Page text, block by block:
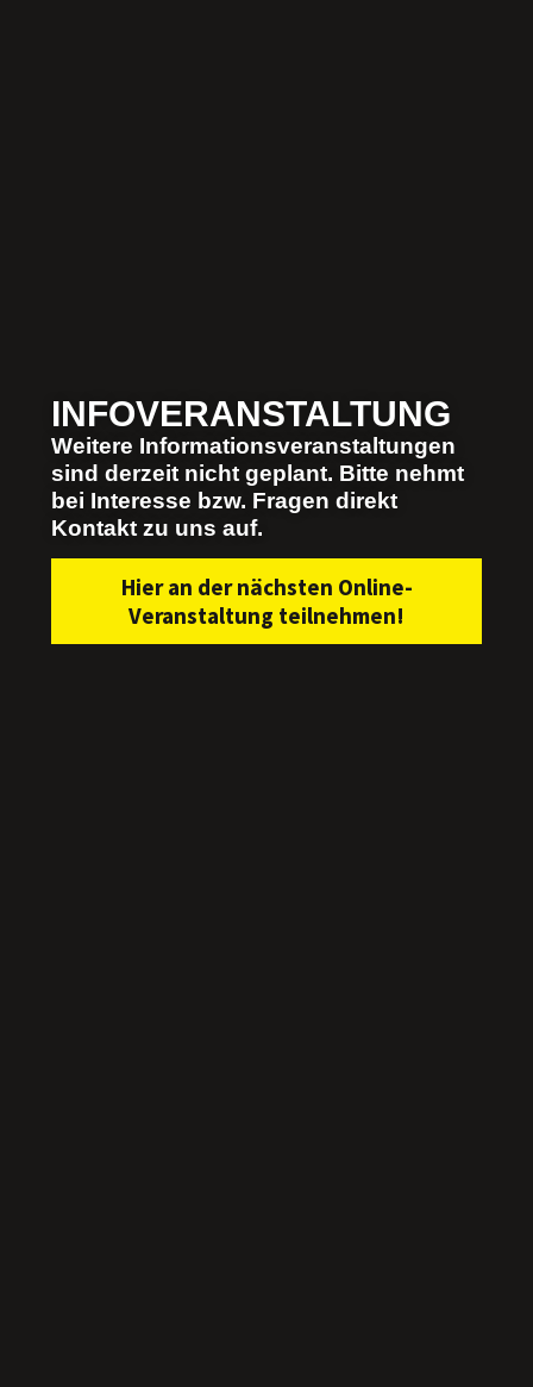
INFOVERANSTALTUNG​
Weitere Informationsveranstaltungen
sind derzeit nicht geplant. Bitte nehmt
bei Interesse bzw. Fragen direkt
Kontakt zu uns auf.
Hier an der nächsten Online-
Veranstaltung teilnehmen!